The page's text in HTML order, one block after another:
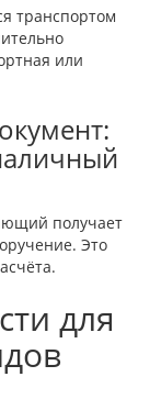
транспортом
или
получает
Это
для